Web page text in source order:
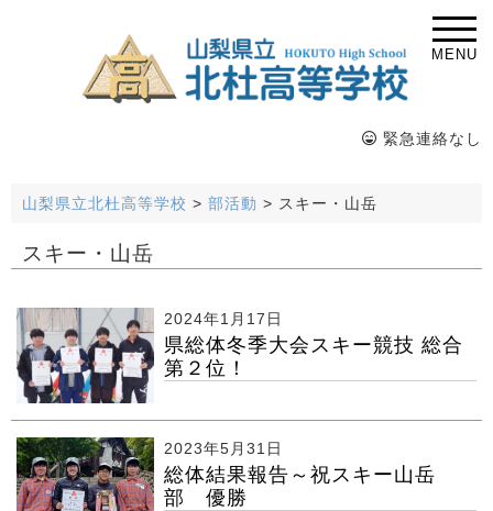
MENU
緊急連絡なし
山梨県立北杜高等学校 > 部活動 > スキー・山岳
スキー・山岳
2024年1月17日
県総体冬季大会スキー競技 総合
第２位！
2023年5月31日
総体結果報告～祝スキー山岳
部 優勝